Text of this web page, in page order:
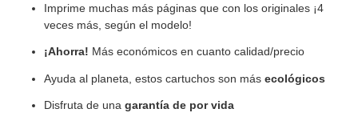
Imprime muchas más páginas que con los originales ¡4
veces más, según el modelo!
¡Ahorra! Más económicos en cuanto calidad/precio
Ayuda al planeta, estos cartuchos son más ecológicos
Disfruta de una garantía de por vida